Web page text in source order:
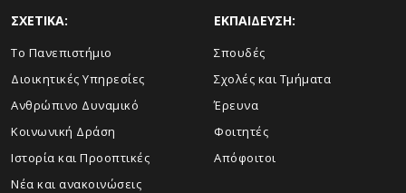
ΣΧΕΤΙΚΑ:
Το Πανεπιστήμιο
Διοικητικές Υπηρεσίες
Ανθρώπινο Δυναμικό
Κοινωνική Δράση
Ιστορία και Προοπτικές
Νέα και ανακοινώσεις
ΕΚΠΑΙΔΕΥΣΗ:
Σπουδές
Σχολές και Τμήματα
Έρευνα
Φοιτητές
Απόφοιτοι